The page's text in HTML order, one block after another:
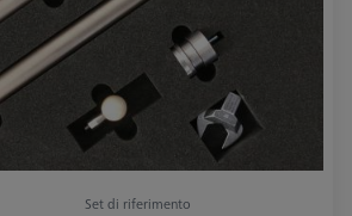
Set di riferimento